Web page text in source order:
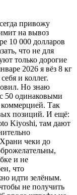
привожу
на вывоз
10 000 долларов
что не для
только дорогие
2026 я вёз 8 кг
и коллег.
Но знаю
50 одинаковыми
коммерцией. Так
позиций. И ещё:
Kiyoshi, там дают
чеки до
и не
что
идти зелёным.
не получить